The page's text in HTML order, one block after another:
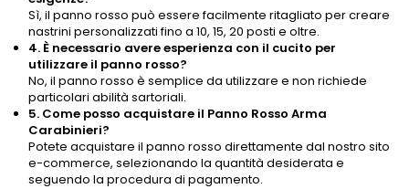
Sì, il panno rosso può essere facilmente ritagliato per creare
nastrini personalizzati fino a 10, 15, 20 posti e oltre.
4. È necessario avere esperienza con il cucito per
utilizzare il panno rosso?
No, il panno rosso è semplice da utilizzare e non richiede
particolari abilità sartoriali.
5. Come posso acquistare il Panno Rosso Arma
Carabinieri?
Potete acquistare il panno rosso direttamente dal nostro sito
e-commerce, selezionando la quantità desiderata e
seguendo la procedura di pagamento.